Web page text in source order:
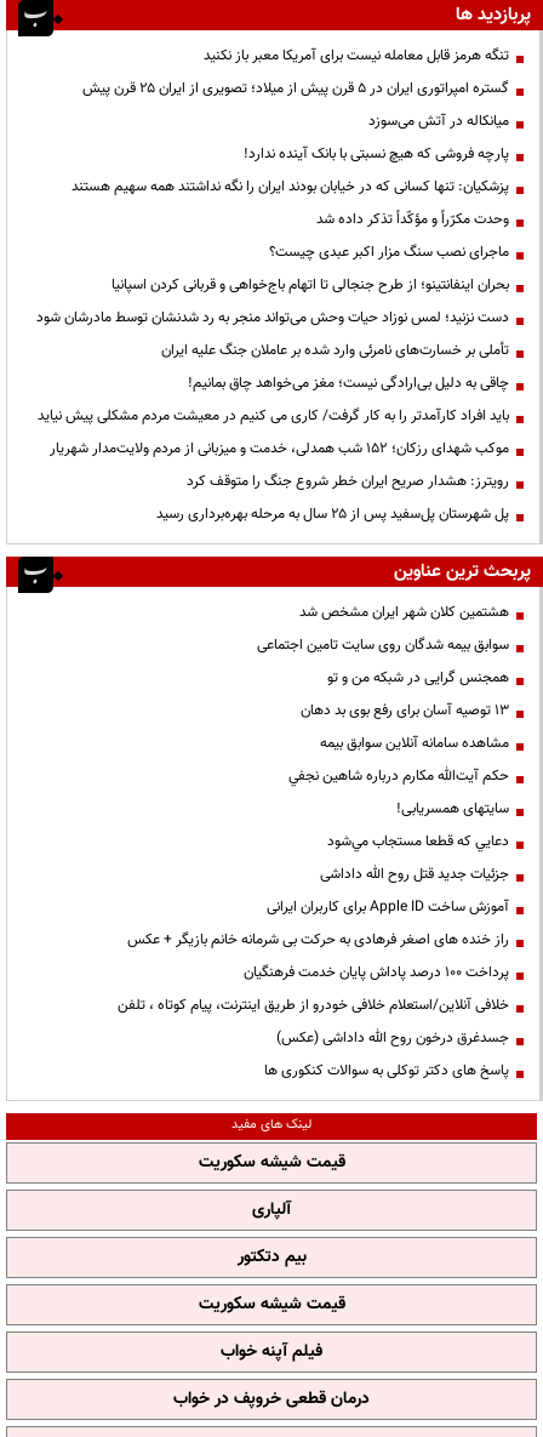
پربازدید ها
تنگه هرمز قابل معامله نیست برای آمریکا معبر باز نکنید
گستره امپراتوری ایران در ۵ قرن پیش از میلاد؛ تصویری از ایران ۲۵ قرن پیش
میانکاله در آتش می‌سوزد
پارچه فروشی که هیچ نسبتی با بانک آینده ندارد!
پزشکیان: تنها کسانی که در خیابان بودند ایران را نگه نداشتند همه سهیم هستند
وحدت مکرّراً و مؤکّداً تذکر داده شد
ماجرای نصب سنگ مزار اکبر عبدی چیست؟
بحران اینفانتینو؛ از طرح جنجالی تا اتهام باج‌خواهی و قربانی کردن اسپانیا
دست نزنید؛ لمس نوزاد حیات وحش می‌تواند منجر به رد شدنشان توسط مادرشان شود
تأملی بر خسارت‌های نامرئی وارد شده بر عاملان جنگ علیه ایران
چاقی به دلیل بی‌ارادگی نیست؛ مغز می‌خواهد چاق بمانیم!
باید افراد کارآمدتر را به کار گرفت/ کاری می کنیم در معیشت مردم مشکلی پیش نیاید
موکب شهدای رزکان؛ ۱۵۲ شب همدلی، خدمت و میزبانی از مردم ولایت‌مدار شهریار
رویترز: هشدار صریح ایران خطر شروع جنگ را متوقف کرد
پل شهرستان پل‌سفید پس از ۲۵ سال به مرحله بهره‌برداری رسید
پربحث ترین عناوین
هشتمین کلان شهر ایران مشخص شد
سوابق بیمه شدگان روی سایت تامین اجتماعی
همجنس گرایی در شبکه من و تو
13 توصیه آسان برای رفع بوی بد دهان
مشاهده سامانه آنلاين سوابق بیمه
حكم آيت‌الله مكارم درباره شاهين نجفي
سایتهای همسریابی!
دعايي كه قطعا مستجاب مي‌شود
جزئیات جدید قتل روح الله داداشی
آموزش ساخت Apple ID برای کاربران ایرانی
راز خنده های اصغر فرهادی به حرکت بی شرمانه خانم بازیگر + عکس
پرداخت ۱۰۰ درصد پاداش پایان خدمت فرهنگیان
خلافی آنلاین/استعلام خلافی خودرو از طریق اینترنت، پیام کوتاه ، تلفن
جسدغرق درخون روح الله داداشی (عکس)
پاسخ های دکتر توکلی به سوالات کنکوری ها
لینک های مفید
قیمت شیشه سکوریت
آلپاری
بیم دتکتور
قیمت شیشه سکوریت
فیلم آپنه خواب
درمان قطعی خروپف در خواب